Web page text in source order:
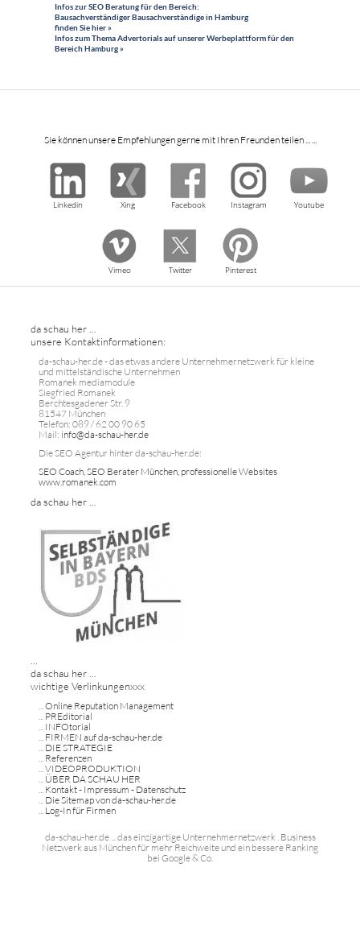
Infos zur SEO Beratung für den Bereich:
Bausachverständiger Bausachverständige in Hamburg
finden Sie hier »
Infos zum Thema Advertorials auf unserer Werbeplattform für den
Bereich Hamburg »
Sie können unsere Empfehlungen gerne mit Ihren Freunden teilen ... ...
Linkedin Xing Facebook Instagram Youtube
Vimeo Twitter Pinterest
da schau her ...
unsere Kontaktinformationen:
da-schau-her.de - das etwas andere Unternehmernetzwerk für kleine
und mittelständische Unternehmen
Romanek mediamodule
Siegfried Romanek
Berchtesgadener Str. 9
81547 München
Telefon: 089 / 62 00 90 65
Mail: info@da-schau-her.de
Die SEO Agentur hinter da-schau-her.de:
SEO Coach, SEO Berater München, professionelle Websites
www.romanek.com
da schau her ...
da schau her ...
wichtige Verlinkungenxxx
Online Reputation Management
PREditorial
INFOtorial
FIRMEN auf da-schau-her.de
DIE STRATEGIE
Referenzen
VIDEOPRODUKTION
ÜBER DA SCHAU HER
Kontakt - Impressum - Datenschutz
Die Sitemap von da-schau-her.de
Log-In für Firmen
da-schau-her.de ... das einzigartige Unternehmernetzwerk . Business
Netzwerk aus München für mehr Reichweite und ein bessere Ranking
bei Google & Co.